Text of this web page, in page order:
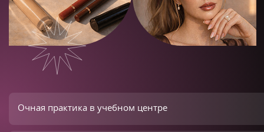
Очная практика в учебном центре